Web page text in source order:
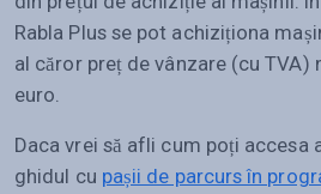
Rabla Plus se pot achiziționa
al căror preț de vânzare (cu TVA)
euro.
Daca vrei să afli cum poți accesa
ghidul cu pașii de parcurs în